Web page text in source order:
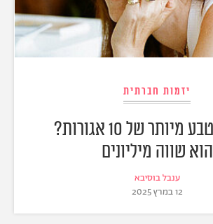
יזמות חברתית
יש לך מטבע מיותר של 10 אגורות?
הוא שווה מיליונים
ענבל בוסיבא
12 במרץ 2025